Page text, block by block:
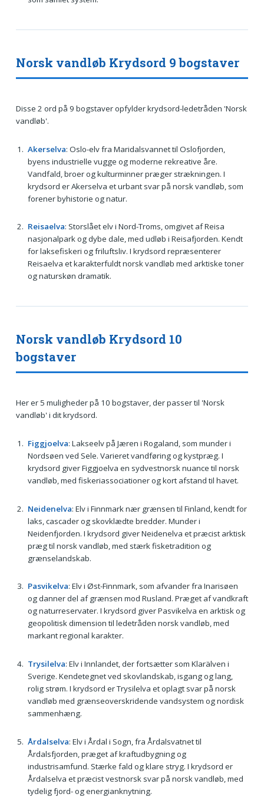
Norsk vandløb Krydsord 9 bogstaver
Disse 2 ord på 9 bogstaver opfylder krydsord-ledetråden 'Norsk
vandløb'.
Akerselva: Oslo-elv fra Maridalsvannet til Oslofjorden,
byens industrielle vugge og moderne rekreative åre.
Vandfald, broer og kulturminner præger strækningen. I
krydsord er Akerselva et urbant svar på norsk vandløb, som
forener byhistorie og natur.
Reisaelva: Storslået elv i Nord-Troms, omgivet af Reisa
nasjonalpark og dybe dale, med udløb i Reisafjorden. Kendt
for laksefiskeri og friluftsliv. I krydsord repræsenterer
Reisaelva et karakterfuldt norsk vandløb med arktiske toner
og naturskøn dramatik.
Norsk vandløb Krydsord 10
bogstaver
Her er 5 muligheder på 10 bogstaver, der passer til 'Norsk
vandløb' i dit krydsord.
Figgjoelva: Lakseelv på Jæren i Rogaland, som munder i
Nordsøen ved Sele. Varieret vandføring og kystpræg. I
krydsord giver Figgjoelva en sydvestnorsk nuance til norsk
vandløb, med fiskeriassociationer og kort afstand til havet.
Neidenelva: Elv i Finnmark nær grænsen til Finland, kendt for
laks, cascader og skovklædte bredder. Munder i
Neidenfjorden. I krydsord giver Neidenelva et præcist arktisk
præg til norsk vandløb, med stærk fisketradition og
grænselandskab.
Pasvikelva: Elv i Øst-Finnmark, som afvander fra Inarisøen
og danner del af grænsen mod Rusland. Præget af vandkraft
og naturreservater. I krydsord giver Pasvikelva en arktisk og
geopolitisk dimension til ledetråden norsk vandløb, med
markant regional karakter.
Trysilelva: Elv i Innlandet, der fortsætter som Klarälven i
Sverige. Kendetegnet ved skovlandskab, isgang og lang,
rolig strøm. I krydsord er Trysilelva et oplagt svar på norsk
vandløb med grænseoverskridende vandsystem og nordisk
sammenhæng.
Årdalselva: Elv i Årdal i Sogn, fra Årdalsvatnet til
Årdalsfjorden, præget af kraftudbygning og
industrisamfund. Stærke fald og klare stryg. I krydsord er
Årdalselva et præcist vestnorsk svar på norsk vandløb, med
tydelig fjord- og energianknytning.